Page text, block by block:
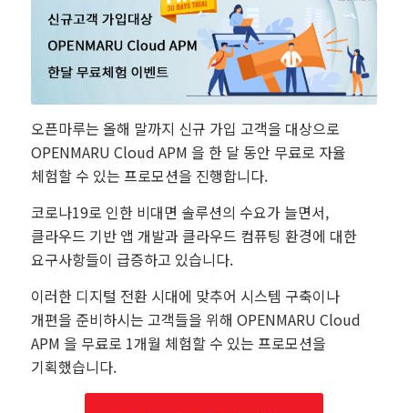
오픈마루는 올해 말까지 신규 가입 고객을 대상으로
OPENMARU Cloud APM 을 한 달 동안 무료로 자율
체험할 수 있는 프로모션을 진행합니다.
코로나19로 인한 비대면 솔루션의 수요가 늘면서,
클라우드 기반 앱 개발과 클라우드 컴퓨팅 환경에 대한
요구사항들이 급증하고 있습니다.
이러한 디지털 전환 시대에 맞추어 시스템 구축이나
개편을 준비하시는 고객들을 위해 OPENMARU Cloud
APM 을 무료로 1개월 체험할 수 있는 프로모션을
기획했습니다.